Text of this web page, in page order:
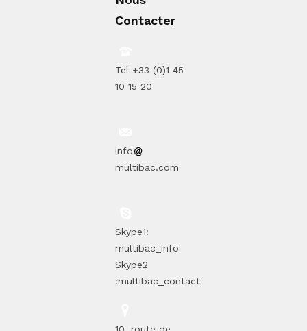
Contacter
Tel +33 (0)1 45
10 15 20
info
multibac.com
Skype1:
multibac_info
Skype2
:multibac_contact